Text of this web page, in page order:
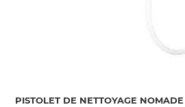
PISTOLET DE NETTOYAGE